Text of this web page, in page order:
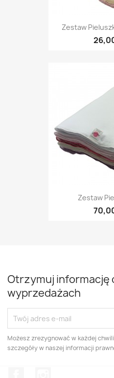
Zestaw
Zestaw
Otrzymuj informację
wyprzedażach
Możesz zrezygnować w każdej
szczegóły w naszej informacji